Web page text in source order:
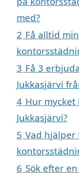
med?
2 Få alltid
3 Få 3
Jukkasjärvi
4 Hur
Jukkasjärvi?
5 Vad
6 Sök efter